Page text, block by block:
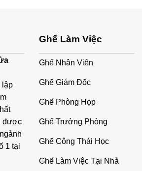
việc sử dụng ghế spa chất lượng.
Nội Thất Office, nếu bạn đang bâng
ghế spa chất lượng, phù hợp
Nội Thất Office sẵn sàng tư vấn
sản phẩm phù hợp nhất.
ghế spa đối với chất
chỉ phải thoải mái cho khách
trợ tốt cho kỹ thuật viên khi thực hiện
lập
được
1 tại
Ghế Làm Việc
Ghế Nhân Viên
Ghế Giám Đốc
Ghế Phòng Họp
Ghế Trưởng Phòng
Ghế Công Thái Học
Ghế Làm Việc Tại Nhà